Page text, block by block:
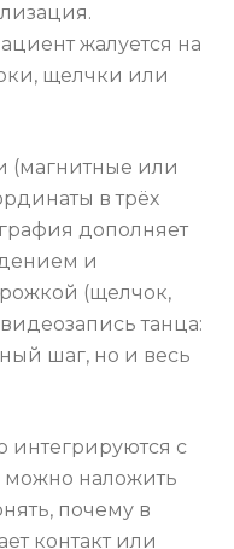
жалуется на
щелчки или
(магнитные или
в трёх
дополняет
и
(щелчок,
танца:
шаг, но и весь
интегрируются с
можно наложить
почему в
контакт или